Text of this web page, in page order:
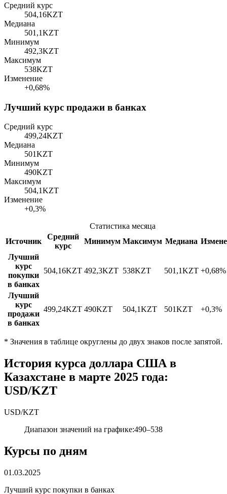
Средний курс
504,16KZT
Медиана
501,1KZT
Минимум
492,3KZT
Максимум
538KZT
Изменение
+0,68%
Лучший курс продажи в банках
Средний курс
499,24KZT
Медиана
501KZT
Минимум
490KZT
Максимум
504,1KZT
Изменение
+0,3%
Статистика месяца
Источник
Средний
курс
Минимум Максимум Медиана
Лучший
курс
покупки
в банках
504,16KZT 492,3KZT 538KZT 501,1KZT +0,68%
Лучший
курс
продажи
в банках
499,24KZT 490KZT 504,1KZT 501KZT +0,3%
* Значения в таблице округлены до двух знаков после запятой.
История курса доллара США в
Казахстане в марте 2025 года:
USD/KZT
USD/KZT
Диапазон значений на графике:490–538
Курсы по дням
01.03.2025
Лучший курс покупки в банках